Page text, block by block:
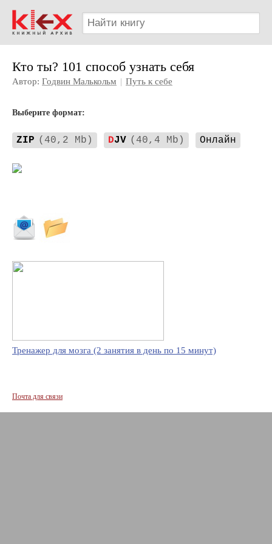
Кто ты? 101 способ узнать себя
Автор: Годвин Малькольм | Путь к себе
Выберите формат:
ZIP (40,2 Mb) DJV (40,4 Mb) Онлайн
Тренажер для мозга (2 занятия в день по 15 минут)
Почта для связи